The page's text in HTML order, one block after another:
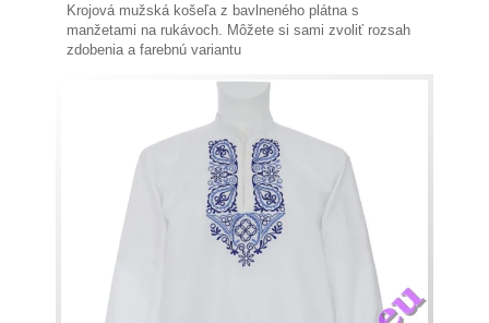
Krojová mužská košeľa z bavlneného plátna s
manžetami na rukávoch. Môžete si sami zvoliť rozsah
zdobenia a farebnú variantu